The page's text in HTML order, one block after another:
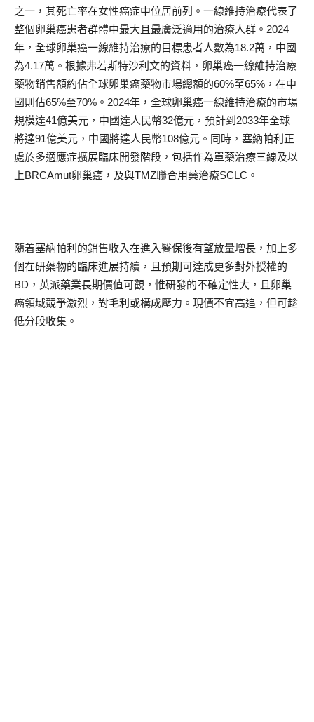
之一，其死亡率在女性癌症中位居前列。一線維持治療代表了
整個卵巢癌患者群體中最大且最廣泛適用的治療人群。2024
年，全球卵巢癌一線維持治療的目標患者人數為18.2萬，中國
為4.17萬。根據弗若斯特沙利文的資料，卵巢癌一線維持治療
藥物銷售額約佔全球卵巢癌藥物市場總額的60%至65%，在中
國則佔65%至70%。2024年，全球卵巢癌一線維持治療的市場
規模達41億美元，中國達人民幣32億元，預計到2033年全球
將達91億美元，中國將達人民幣108億元。同時，塞納帕利正
處於多適應症擴展臨床開發階段，包括作為單藥治療三線及以
上BRCAmut卵巢癌，及與TMZ聯合用藥治療SCLC。
隨着塞納帕利的銷售收入在進入醫保後有望放量增長，加上多
個在研藥物的臨床進展持續，且預期可達成更多對外授權的
BD，英派藥業長期價值可觀，惟研發的不確定性大，且卵巢
癌領域競爭激烈，對毛利或構成壓力。現價不宜高追，但可趁
低分段收集。